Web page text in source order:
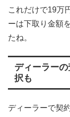
これだけで19万
ーは下取り金額
たね。
ディーラー
択も
ディーラーで契